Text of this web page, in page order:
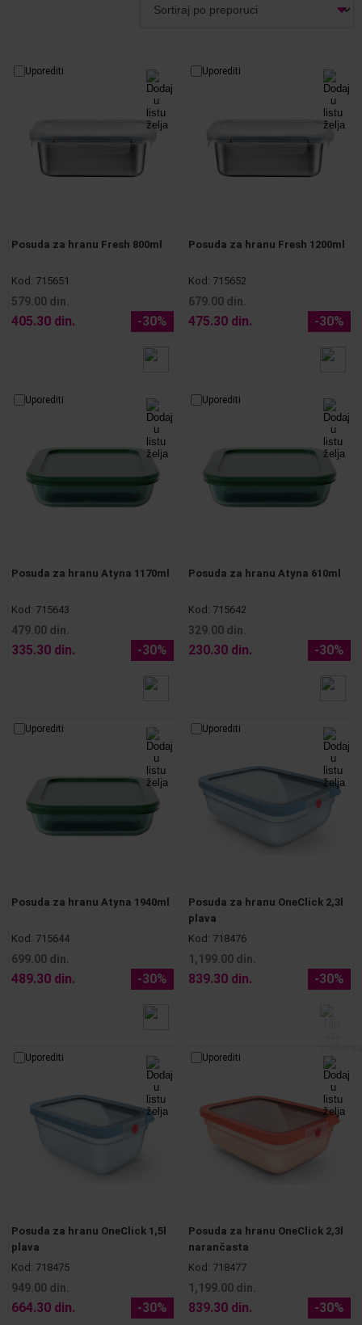
Uporediti
Posuda za hranu Fresh 800ml
Kod: 715651
579.00 din.
405.30 din. -30%
Uporediti
Posuda za hranu Fresh 1200ml
Kod: 715652
679.00 din.
475.30 din. -30%
Uporediti
Posuda za hranu Atyna 1170ml
Kod: 715643
479.00 din.
335.30 din. -30%
Uporediti
Posuda za hranu Atyna 610ml
Kod: 715642
329.00 din.
230.30 din. -30%
Uporediti
Posuda za hranu Atyna 1940ml
Kod: 715644
699.00 din.
489.30 din. -30%
Uporediti
Posuda za hranu OneClick 2,3l
plava
Kod: 718476
1,199.00 din.
839.30 din. -30%
Uporediti
Posuda za hranu OneClick 1,5l
plava
Kod: 718475
949.00 din.
664.30 din. -30%
Uporediti
Posuda za hranu OneClick 2,3l
narančasta
Kod: 718477
1,199.00 din.
839.30 din. -30%